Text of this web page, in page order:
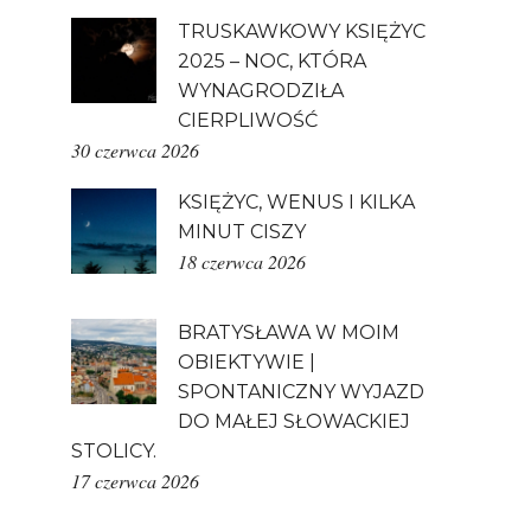
TRUSKAWKOWY KSIĘŻYC
2025 – NOC, KTÓRA
WYNAGRODZIŁA
CIERPLIWOŚĆ
30 czerwca 2026
KSIĘŻYC, WENUS I KILKA
MINUT CISZY
18 czerwca 2026
BRATYSŁAWA W MOIM
OBIEKTYWIE |
SPONTANICZNY WYJAZD
DO MAŁEJ SŁOWACKIEJ
STOLICY.
17 czerwca 2026